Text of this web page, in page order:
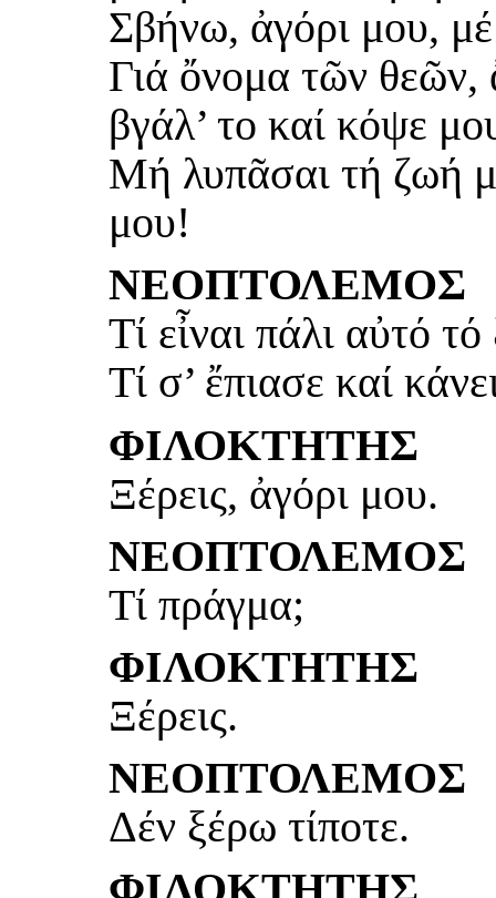
Σβήνω, ἀγόρι μου,
Γιά ὄνομα τῶν θεῶν,
βγάλ’ το καί κόψε
Μή λυπᾶσαι τή ζωή
μου!
ΝΕΟΠΤΟΛΕΜΟΣ
Τί εἶναι πάλι αὐτό
Τί σ’ ἔπιασε καί
ΦΙΛΟΚΤΗΤΗΣ
Ξέρεις, ἀγόρι μου.
ΝΕΟΠΤΟΛΕΜΟΣ
Τί πράγμα;
ΦΙΛΟΚΤΗΤΗΣ
Ξέρεις.
ΝΕΟΠΤΟΛΕΜΟΣ
Δέν ξέρω τίποτε.